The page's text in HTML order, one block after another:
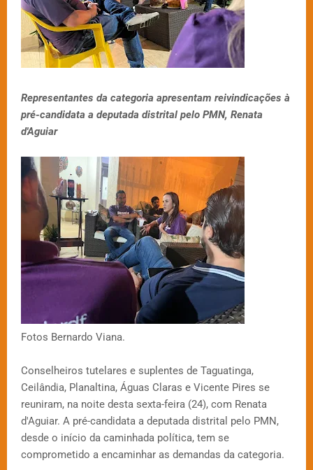
Representantes da categoria apresentam reivindicações à
pré-candidata a deputada distrital pelo PMN, Renata
d'Aguiar
Fotos Bernardo Viana.
Conselheiros tutelares e suplentes de Taguatinga,
Ceilândia, Planaltina, Águas Claras e Vicente Pires se
reuniram, na noite desta sexta-feira (24), com Renata
d'Aguiar. A pré-candidata a deputada distrital pelo PMN,
desde o início da caminhada política, tem se
comprometido a encaminhar as demandas da categoria.